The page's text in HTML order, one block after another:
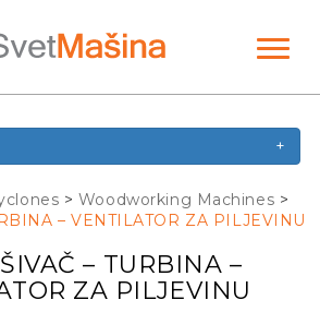
+
> Woodworking Machines >
– VENTILATOR ZA PILJEVINU
– TURBINA –
ZA PILJEVINU